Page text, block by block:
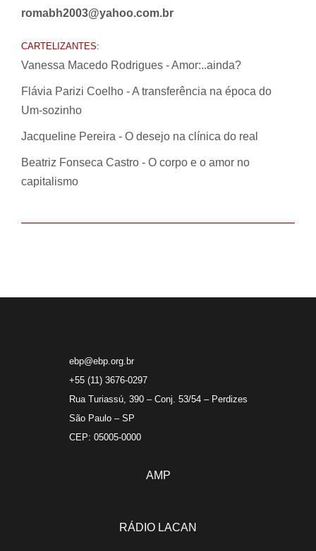
romabh2003@yahoo.com.br
CARTELIZANTES:
Vanessa Macedo Rodrigues - Amor:..ainda?
Flávia Parizi Coelho - A transferência na época do
Um-sozinho
Jacqueline Pereira - O desejo na clínica do real
Beatriz Fonseca Castro - O corpo e o amor no
capitalismo
ebp@ebp.org.br
+55 (11) 3676-0297
Rua Turiassú, 390 – Conj. 53/54 – Perdizes
São Paulo – SP
CEP: 05005-0000
AMP
RÁDIO LACAN